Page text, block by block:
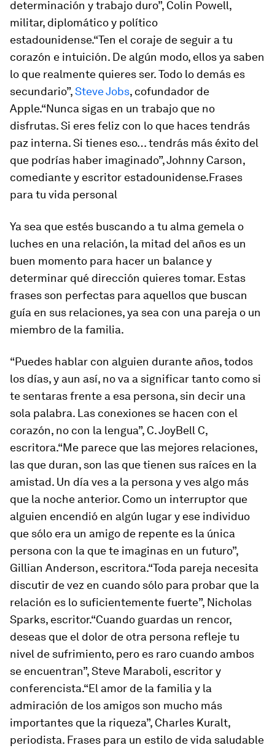
determinación y trabajo duro”, Colin Powell,
militar, diplomático y político
estadounidense.“Ten el coraje de seguir a tu
corazón e intuición. De algún modo, ellos ya saben
lo que realmente quieres ser. Todo lo demás es
secundario”,Steve Jobs, cofundador de
Apple.“Nunca sigas en un trabajo que no
disfrutas. Si eres feliz con lo que haces tendrás
paz interna. Si tienes eso… tendrás más éxito del
que podrías haber imaginado”, Johnny Carson,
comediante y escritor estadounidense.Frases
para tu vida personal
Ya sea que estés buscando a tu alma gemela o
luches en una relación, la mitad del años es un
buen momento para hacer un balance y
determinar qué dirección quieres tomar. Estas
frases son perfectas para aquellos que buscan
guía en sus relaciones, ya sea con una pareja o un
miembro de la familia.
“Puedes hablar con alguien durante años, todos
los días, y aun así, no va a significar tanto como si
te sentaras frente a esa persona, sin decir una
sola palabra. Las conexiones se hacen con el
corazón, no con la lengua”, C. JoyBell C,
escritora.“Me parece que las mejores relaciones,
las que duran, son las que tienen sus raíces en la
amistad. Un día ves a la persona y ves algo más
que la noche anterior. Como un interruptor que
alguien encendió en algún lugar y ese individuo
que sólo era un amigo de repente es la única
persona con la que te imaginas en un futuro”,
Gillian Anderson, escritora.“Toda pareja necesita
discutir de vez en cuando sólo para probar que la
relación es lo suficientemente fuerte”, Nicholas
Sparks, escritor.“Cuando guardas un rencor,
deseas que el dolor de otra persona refleje tu
nivel de sufrimiento, pero es raro cuando ambos
se encuentran”, Steve Maraboli, escritor y
conferencista.“El amor de la familia y la
admiración de los amigos son mucho más
importantes que la riqueza”, Charles Kuralt,
periodista. Frases para un estilo de vida saludable